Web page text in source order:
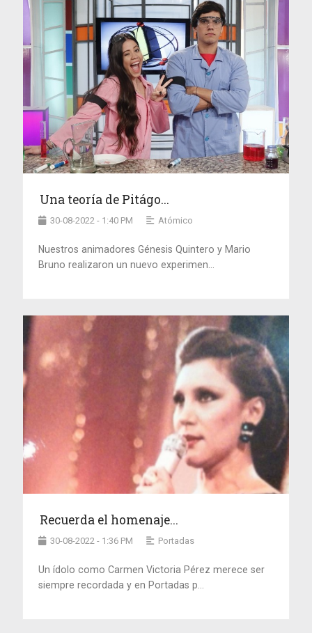
Una teoría de Pitágo...
30-08-2022 - 1:40 PM Atómico
Nuestros animadores Génesis Quintero y Mario
Bruno realizaron un nuevo experimen...
Recuerda el homenaje...
30-08-2022 - 1:36 PM Portadas
Un ídolo como Carmen Victoria Pérez merece ser
siempre recordada y en Portadas p...